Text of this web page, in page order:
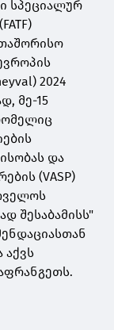
სპეციალურ
2024
მე-15
და
(VASP)
შესაბამისს"
აქვს